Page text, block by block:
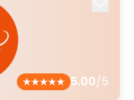
5.00/5